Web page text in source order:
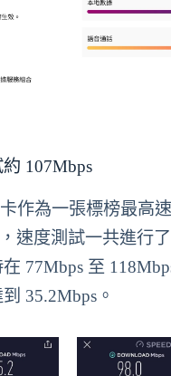
107Mbps
作為一張標榜最高
速度測試一共進行
77Mbps 至
35.2Mbps。